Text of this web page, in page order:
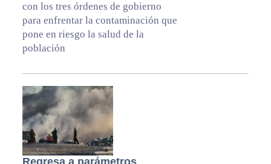
con los tres órdenes de gobierno
para enfrentar la contaminación que
pone en riesgo la salud de la
población